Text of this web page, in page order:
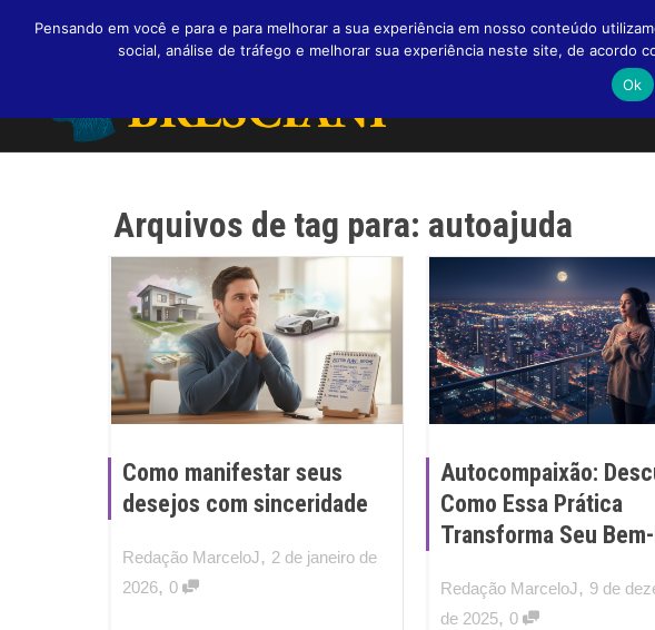
Arquivos de tag para: autoajuda
Como manifestar seus
desejos com sinceridade
Redação MarceloJ, 2 de janeiro de
2026, 0
Autocompaixão:
Como Essa Prática
Transforma Seu
Redação MarceloJ, 9 de
de 2025, 0
Pensando em você e para e para melhorar a sua experiência em nosso conteúdo
social, análise de tráfego e melhorar sua experiência neste site, de acordo
Ok